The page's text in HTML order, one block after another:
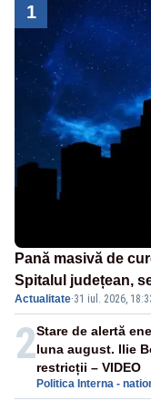
1
Pană masivă de
Spitalul județean,
grav afectate
Actualitate·31 iul. 2026,
2
Politica Interna -
Stare de alertă
luna august. Ilie
restricții – VIDEO